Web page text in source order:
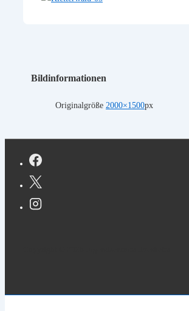
Bildinformationen
Originalgröße 2000×1500px